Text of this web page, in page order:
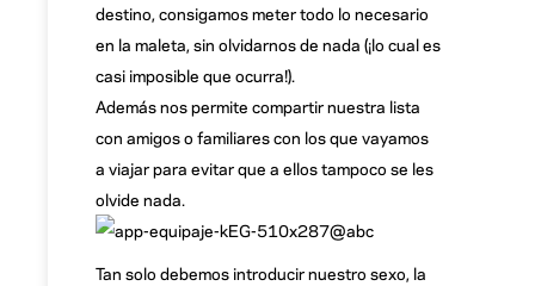
destino, consigamos meter todo lo necesario
en la maleta, sin olvidarnos de nada (¡lo cual es
casi imposible que ocurra!).
Además nos permite compartir nuestra lista
con amigos o familiares con los que vayamos
a viajar para evitar que a ellos tampoco se les
olvide nada.
Tan solo debemos introducir nuestro sexo, la